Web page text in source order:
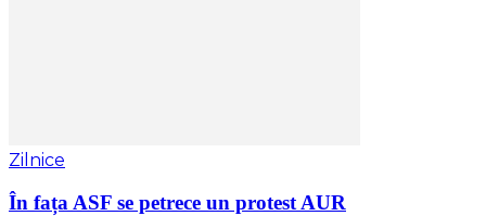
Zilnice
În fața ASF se petrece un protest AUR